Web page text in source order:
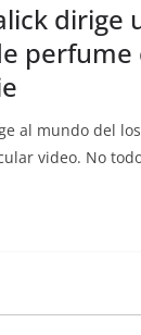
dirige
perfume
al mundo del
video. No